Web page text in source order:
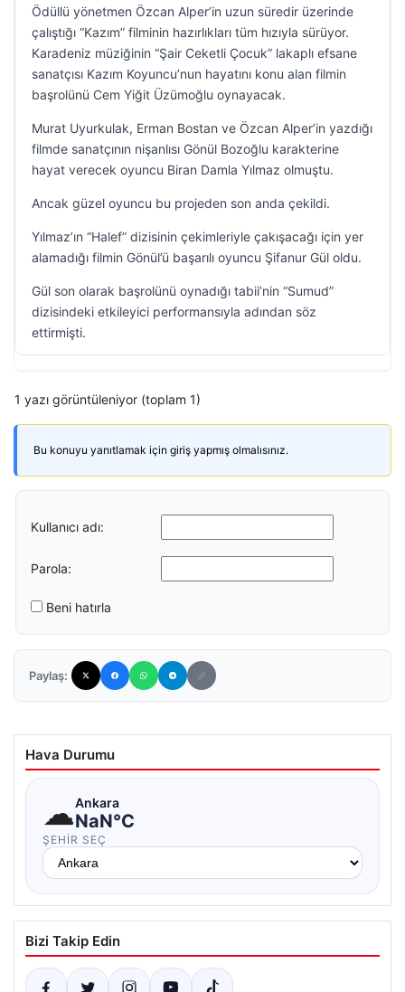
Ödüllü yönetmen Özcan Alper’in uzun süredir üzerinde
çalıştığı “Kazım” filminin hazırlıkları tüm hızıyla sürüyor.
Karadeniz müziğinin “Şair Ceketli Çocuk” lakaplı efsane
sanatçısı Kazım Koyuncu’nun hayatını konu alan filmin
başrolünü Cem Yiğit Üzümoğlu oynayacak.
Murat Uyurkulak, Erman Bostan ve Özcan Alper’in yazdığı
filmde sanatçının nişanlısı Gönül Bozoğlu karakterine
hayat verecek oyuncu Biran Damla Yılmaz olmuştu.
Ancak güzel oyuncu bu projeden son anda çekildi.
Yılmaz’ın “Halef” dizisinin çekimleriyle çakışacağı için yer
alamadığı filmin Gönül’ü başarılı oyuncu Şifanur Gül oldu.
Gül son olarak başrolünü oynadığı tabii’nin “Sumud”
dizisindeki etkileyici performansıyla adından söz
ettirmişti.
1 yazı görüntüleniyor (toplam 1)
Bu konuyu yanıtlamak için giriş yapmış olmalısınız.
Kullanıcı adı:
Parola:
Beni hatırla
Paylaş:
Hava Durumu
☁Ankara
NaN°C
ŞEHIR SEÇ
Bizi Takip Edin